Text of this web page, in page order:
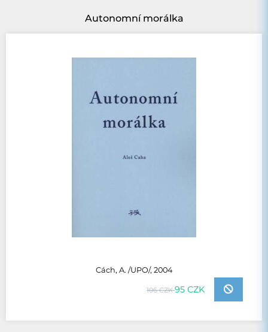
Autonomní morálka
Cách, A. /UPO/, 2004
106 CZK95 CZK